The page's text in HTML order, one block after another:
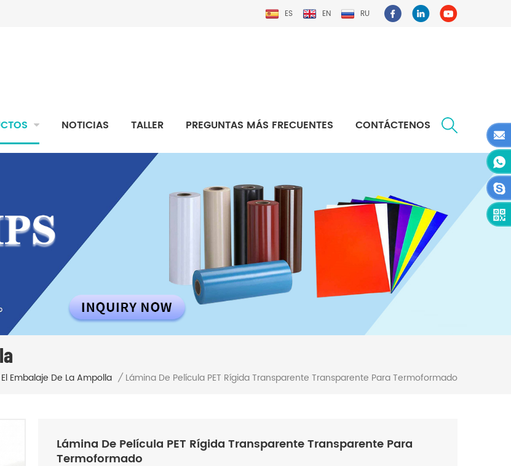
ES EN RU
NOTICIAS TALLER PREGUNTAS MÁS FRECUENTES CONTÁCTENOS
Embalaje De La Ampolla / Lámina De Película PET Rígida Transparente Transparente Para Termoformado
Lámina De Película PET Rígida Transparente Transparente Para
Termoformado